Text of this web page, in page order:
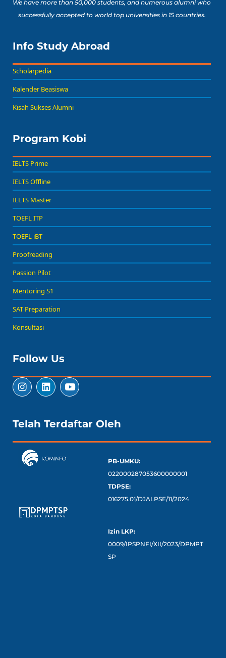
We have more than 50,000 students, and numerous alumni who
successfully accepted to world top universities in 15 countries.
Info Study Abroad
Scholarpedia
Kalender Beasiswa
Kisah Sukses Alumni
Program Kobi
IELTS Prime
IELTS Offline
IELTS Master
TOEFL ITP
TOEFL iBT
Proofreading
Passion Pilot
Mentoring S1
SAT Preparation
Konsultasi
Follow Us
Telah Terdaftar Oleh
PB-UMKU:
022000287053600000001
TDPSE:
016275.01/DJAI.PSE/11/2024
Izin LKP:
0009/IPSPNFI/XII/2023/DPMPT
SP